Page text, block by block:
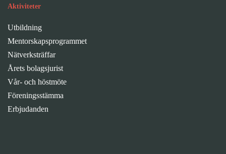
Aktiviteter
Utbildning
Mentorskapsprogrammet
Nätverksträffar
Årets bolagsjurist
Vår- och höstmöte
Föreningsstämma
Erbjudanden